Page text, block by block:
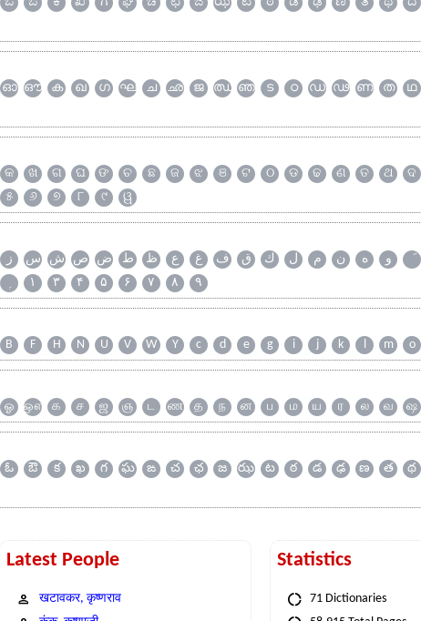
ഓ ഔ ക ഖ ഗ ഘ ച ഛ ജ ഝ ഞ ട ഠ ഡ ഢ ണ ത ഥ
କ ଖ ଗ ଘ ଙ ଚ ଛ ଜ ଝ ଞ ଟ ଠ ଡ ଢ ଣ ତ ଥ ଦ
୫ ୬ ୭ ୮ ୯ ୱ
ز س ش ص ض ط ظ ع غ ف ق ك ل م ن ه و
۱ ۳ ۴ ۵ ۶ ۷ ۸ ۹
B F H N U V W Y c d e g i j k l m o
ஓ ஔ க ச ஜ ஞ ட ண த ந ன ப ம ய ர ல வ ஷ
ఓ ఔ క ఖ గ ఘ ఙ చ ఛ జ ఝ ట ఠ డ ఢ ణ త థ
Latest People
खटावकर, कृष्णराव
Statistics
71 Dictionaries